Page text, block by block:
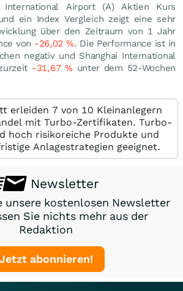
International Airport (A) Aktien Kurs
ein Index Vergleich zeigt eine sehr
über den Zeitraum von 1 Jahr
von -26,02 %. Die Performance ist in
negativ und Shanghai International
-31,67 %unter dem 52-Wochen
erleiden 7 von 10 Kleinanlegern
mit Turbo-Zertifikaten. Turbo-
hoch risikoreiche Produkte und
Anlagestrategien geeignet.
Newsletter
unsere kostenlosen Newsletter
Sie nichts mehr aus der
Redaktion
abonnieren!